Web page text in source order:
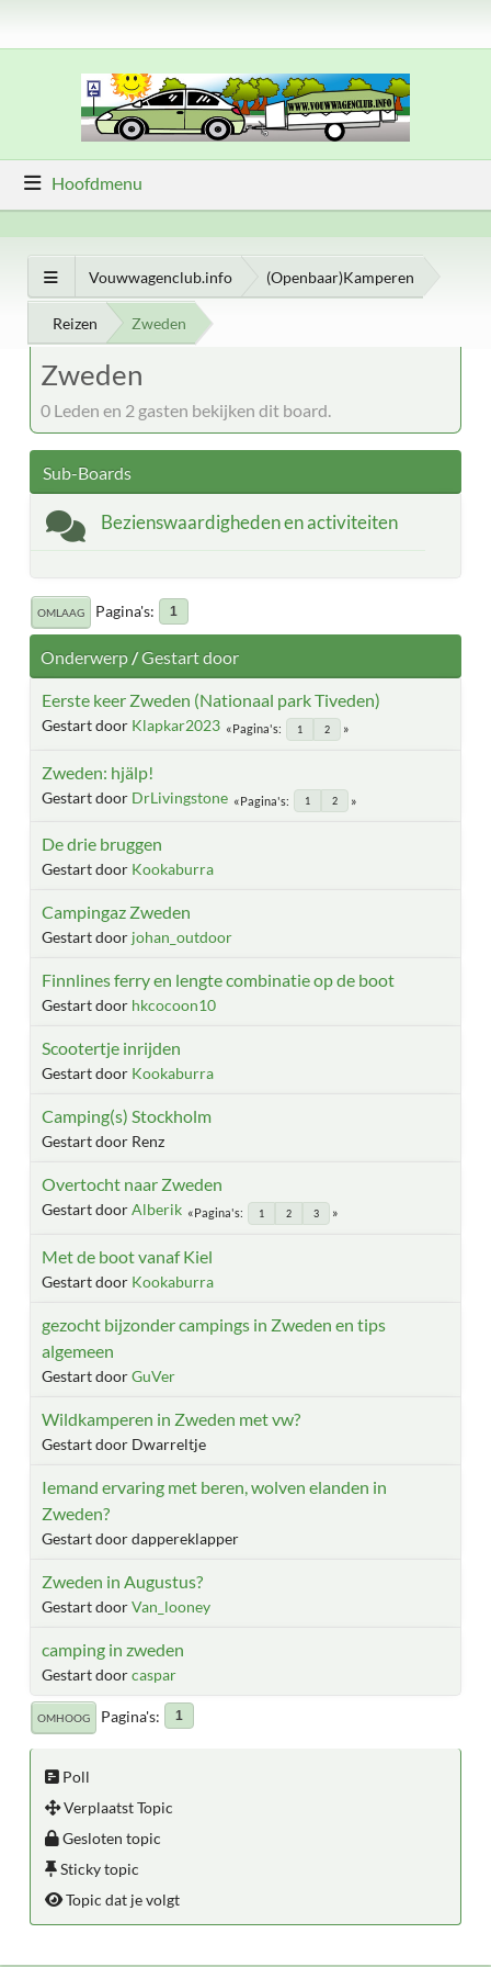
Hoofdmenu
Vouwwagenclub.info (Openbaar)Kamperen
Reizen Zweden
Zweden
0 Leden en 2 gasten bekijken dit board.
Sub-Boards
Bezienswaardigheden en activiteiten
OMLAAG Pagina's 1
Onderwerp/Gestart door
Eerste keer Zweden (Nationaal park Tiveden)
Gestart door Klapkar2023 Pagina's 1 2
Zweden: hjälp!
Gestart door DrLivingstone Pagina's 1 2
De drie bruggen
Gestart door Kookaburra
Campingaz Zweden
Gestart door johan_outdoor
Finnlines ferry en lengte combinatie op de boot
Gestart door hkcocoon10
Scootertje inrijden
Gestart door Kookaburra
Camping(s) Stockholm
Gestart door Renz
Overtocht naar Zweden
Gestart doorAlberik Pagina's 1 2 3
Met de boot vanaf Kiel
Gestart door Kookaburra
gezocht bijzonder campings in Zweden en tips
algemeen
Gestart doorGuVer
Wildkamperen in Zweden met vw?
Gestart door Dwarreltje
Iemand ervaring met beren, wolven elanden in
Zweden?
Gestart door dappereklapper
Zweden in Augustus?
Gestart doorVan_looney
camping in zweden
Gestart doorcaspar
OMHOOG Pagina's 1
Poll
Verplaatst Topic
Gesloten topic
Sticky topic
Topic dat je volgt